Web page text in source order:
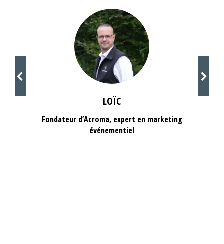
LOÏC
Fondateur d’Acroma, expert en marketing
événementiel